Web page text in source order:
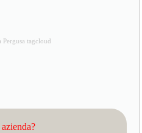
Pergusa tagcloud